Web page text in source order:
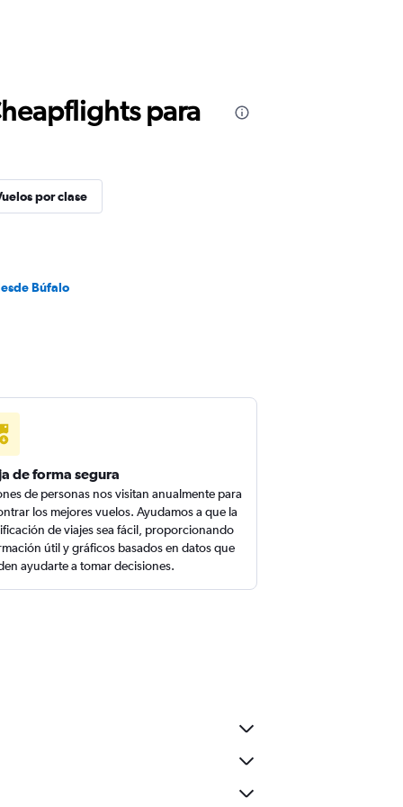
para
por clase
Búfalo
de forma segura
de personas nos visitan anualmente para
los mejores vuelos. Ayudamos a que la
de viajes sea fácil, proporcionando
útil y gráficos basados en datos que
ayudarte a tomar decisiones.